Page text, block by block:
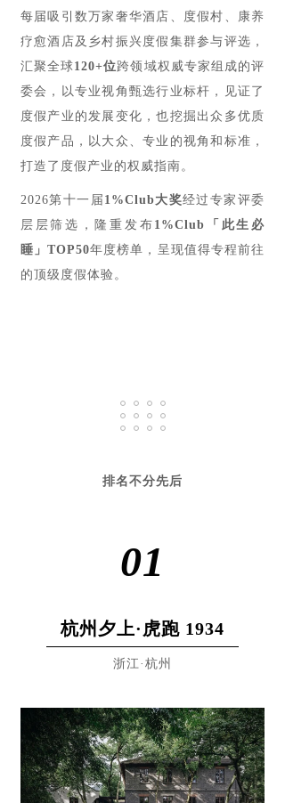
每届吸引数万家奢华酒店、度假村、康养
疗愈酒店及乡村振兴度假集群参与评选，
汇聚全球120+位跨领域权威专家组成的评
委会，以专业视角甄选行业标杆，见证了
度假产业的发展变化，也挖掘出众多优质
度假产品，以大众、专业的视角和标准，
打造了度假产业的权威指南。
2026第十一届 1%Club大奖经过专家评委
层层筛选，隆重发布 1%Club「此生必
睡」TOP50年度榜单，呈现值得专程前往
的顶级度假体验。
排名不分先后
01
杭州夕上·虎跑 1934
浙江·杭州